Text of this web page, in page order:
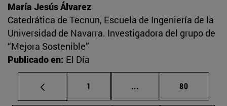
María Jesús Álvarez
Catedrática de Tecnun, Escuela de Ingeniería de la
Universidad de Navarra. Investigadora del grupo de
“Mejora Sostenible”
Publicado en: El Día
Página
1 ... Páginas intermedias
Página
80